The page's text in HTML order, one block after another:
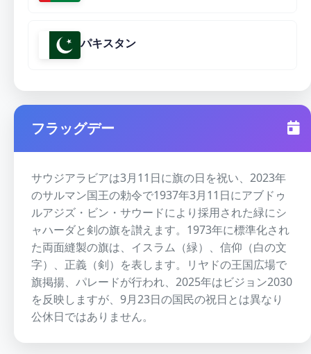
パキスタン
フラッグデー
サウジアラビアは3月11日に旗の日を祝い、2023年
のサルマン国王の勅令で1937年3月11日にアブドゥ
ルアジズ・ビン・サウードにより採用された緑にシ
ャハーダと剣の旗を讃えます。1973年に標準化され
た両面縫製の旗は、イスラム（緑）、信仰（白の文
字）、正義（剣）を表します。リヤドの王国広場で
旗掲揚、パレードが行われ、2025年はビジョン2030
を反映しますが、9月23日の国民の祝日とは異なり
公休日ではありません。